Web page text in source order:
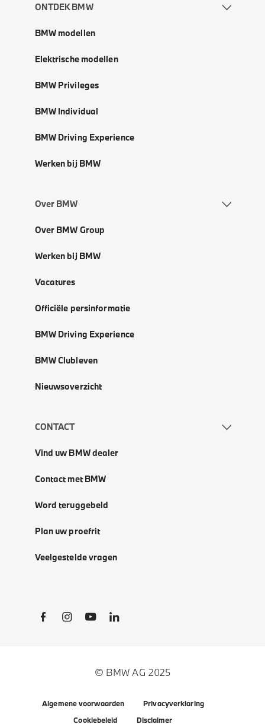
ONTDEK BMW
BMW modellen
Elektrische modellen
BMW Privileges
BMW Individual
BMW Driving Experience
Werken bij BMW
Over BMW
Over BMW Group
Werken bij BMW
Vacatures
Officiële persinformatie
BMW Driving Experience
BMW Clubleven
Nieuwsoverzicht
CONTACT
Vind uw BMW dealer
Contact met BMW
Word teruggebeld
Plan uw proefrit
Veelgestelde vragen
Social Links
© BMW AG 2025
Algemene voorwaarden
Privacyverklaring
Cookiebeleid
Disclaimer